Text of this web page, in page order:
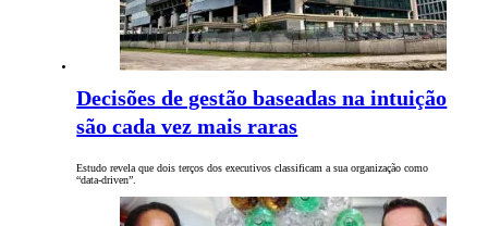
Decisões de gestão baseadas na intuição
são cada vez mais raras
Estudo revela que dois terços dos executivos classificam a sua organização como
“data-driven”.